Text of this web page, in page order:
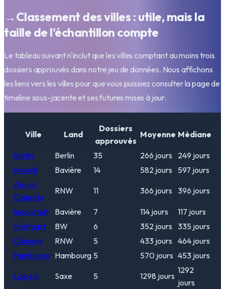
→ Classement des villes : utile, mais la
taille de l'échantillon compte
Le tableau suivant n'inclut que les villes comptant au moins trois
dossiers approuvés dans notre jeu de données. Nous affichons
les liens vers les villes pour que vous puissiez consulter la page de
timeline sous-jacente et ses futures mises à jour.
Ville Land
Dossiers
approuvés
Moyenne Médiane
Berlin Berlin 35 266 jours 249 jours
Munich
Bavière 14 582 jours 597 jours
Aix-la-
Chapelle
RNW 11 366 jours 396 jours
Ingolstadt Bavière 7 114 jours 117 jours
Stuttgart
BW 6 352 jours 335 jours
Cologne
RNW 5 433 jours 464 jours
Hambourg Hambourg 5 570 jours 453 jours
Leipzig Saxe 5 1298 jours
1292
jours